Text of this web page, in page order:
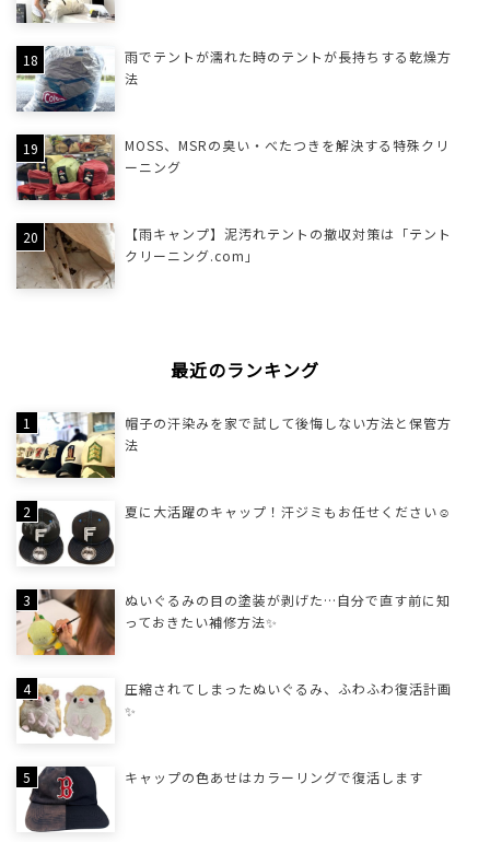
雨でテントが濡れた時のテントが長持ちする乾燥方
法
MOSS、MSRの臭い・べたつきを解決する特殊クリ
ーニング
【雨キャンプ】泥汚れテントの撤収対策は「テント
クリーニング.com」
最近のランキング
帽子の汗染みを家で試して後悔しない方法と保管方
法
夏に大活躍のキャップ！汗ジミもお任せください☺
ぬいぐるみの目の塗装が剥げた…自分で直す前に知
っておきたい補修方法✨
圧縮されてしまったぬいぐるみ、ふわふわ復活計画
✨
キャップの色あせはカラーリングで復活します